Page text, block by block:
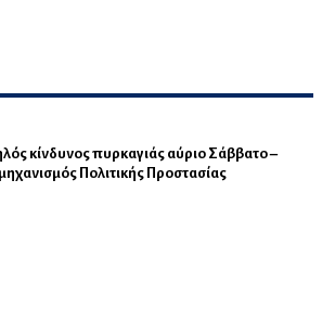
κίνδυνος πυρκαγιάς αύριο Σάββατο –
Πολιτικής Προστασίας